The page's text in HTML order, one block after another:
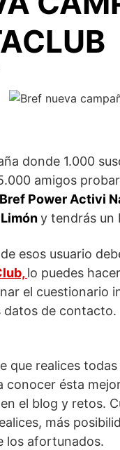
donde 1.000
amigos
Bref Power Activi
y tendrás un
esos usuario
lo puedes
el cuestionario
datos de contacto.
que realices
conocer ésta
el blog y retos.
más
los afortunados.